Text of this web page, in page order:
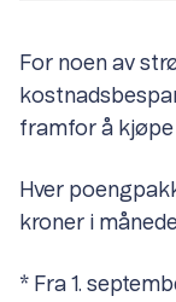
For noen av
framfor å
Hver
kroner i
* Fra 1.